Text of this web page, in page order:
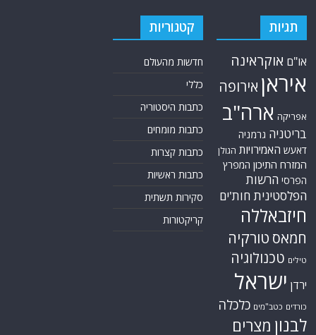
תגיות
או"ם אוקראינה
איראן אירופה
אפריקה ארה"ב
בריטניה גרמניה
דאעש האמירויות הגולן
המזרח התיכון המפרץ
הפרסי הרשות
הפלסטינית חות'ים
חיזבאללה
חמאס טורקיה
טילים טכנולוגיה
ירדן ישראל
כורדים כטב"מים כלכלה
לבנון מצרים
קטגוריות
חדשות מהעולם
כללי
כתבות היסטוריה
כתבות מומחים
כתבות קצרות
כתבות ראשיות
סקירות תשתית
קריקטורות